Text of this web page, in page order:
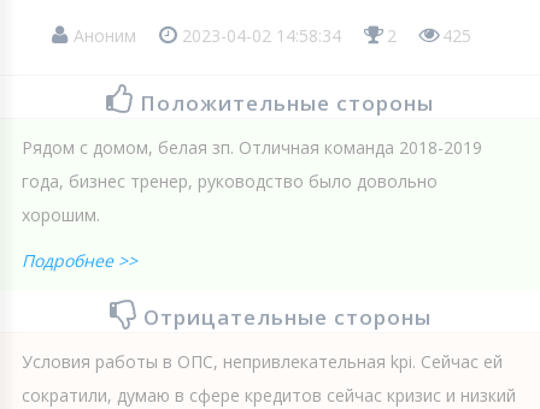
Аноним 2023-04-02 14:58:34 2 425
Положительные стороны
Рядом с домом, белая зп. Отличная команда 2018-2019
года, бизнес тренер, руководство было довольно
хорошим.
Подробнее >>
Отрицательные стороны
Условия работы в ОПС, непривлекательная kpi. Сейчас ей
сократили, думаю в сфере кредитов сейчас кризис и низкий